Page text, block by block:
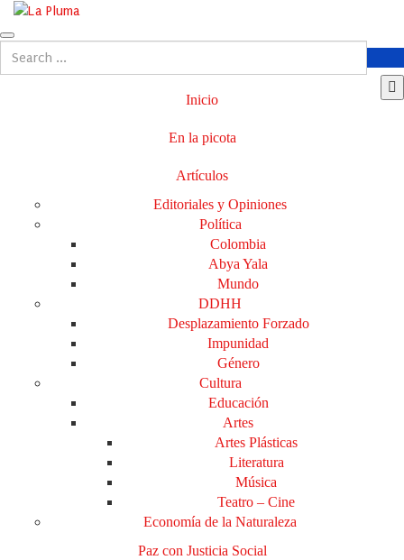
Inicio
En la picota
Artículos
Editoriales y Opiniones
Política
Colombia
Abya Yala
Mundo
DDHH
Desplazamiento Forzado
Impunidad
Género
Cultura
Educación
Artes
Artes Plásticas
Literatura
Música
Teatro – Cine
Economía de la Naturaleza
Paz con Justicia Social